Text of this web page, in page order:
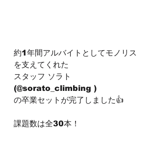
約1年間アルバイトとしてモノリス
を支えてくれた
スタッフ ソラト
(@sorato_climbing )
の卒業セットが完了しました👍
課題数は全30本！